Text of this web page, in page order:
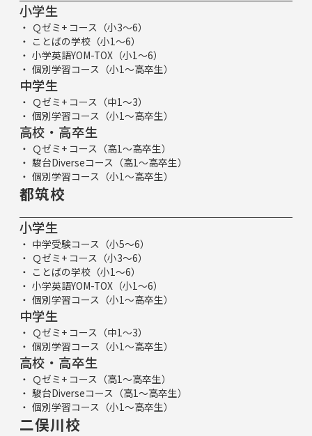
小学生
Ｑゼミ+ コース（小3～6）
ことばの学校（小1～6）
小学英語YOM-TOX（小1～6）
個別学習コース（小1～高卒生）
中学生
Ｑゼミ+ コース（中1～3）
個別学習コース（小1～高卒生）
高校・高卒生
Ｑゼミ+ コース（高1～高卒生）
駿台Diverseコース（高1～高卒生）
個別学習コース（小1～高卒生）
都筑校
小学生
中学受験コース（小5～6）
Ｑゼミ+ コース（小3～6）
ことばの学校（小1～6）
小学英語YOM-TOX（小1～6）
個別学習コース（小1～高卒生）
中学生
Ｑゼミ+ コース（中1～3）
個別学習コース（小1～高卒生）
高校・高卒生
Ｑゼミ+ コース（高1～高卒生）
駿台Diverseコース（高1～高卒生）
個別学習コース（小1～高卒生）
二俣川校